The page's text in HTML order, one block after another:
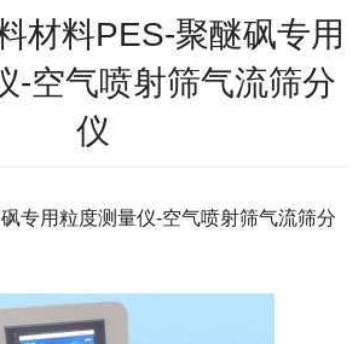
材料PES-聚醚砜专用
-空气喷射筛气流筛分
仪
专用粒度测量仪-空气喷射筛气流筛分